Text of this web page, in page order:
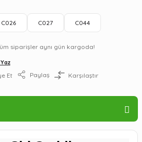
C026 C027 C044
siparişler aynı gün kargoda!
Et Paylaş Karşılaştır